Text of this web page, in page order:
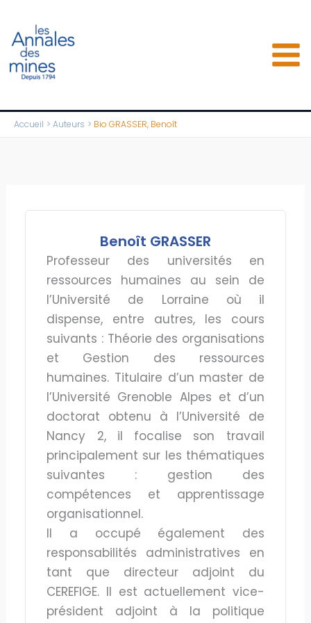
contenu
Accueil Auteurs Bio GRASSER, Benoît
Benoît GRASSER
Professeur des universités en
ressources humaines au sein de
l’Université de Lorraine où il
dispense, entre autres, les cours
suivants : Théorie des organisations
et Gestion des ressources
humaines. Titulaire d’un master de
l’Université Grenoble Alpes et d’un
doctorat obtenu à l’Université de
Nancy 2, il focalise son travail
principalement sur les thématiques
suivantes : gestion des
compétences et apprentissage
organisationnel.
Il a occupé également des
responsabilités administratives en
tant que directeur adjoint du
CEREFIGE. Il est actuellement vice-
président adjoint à la politique